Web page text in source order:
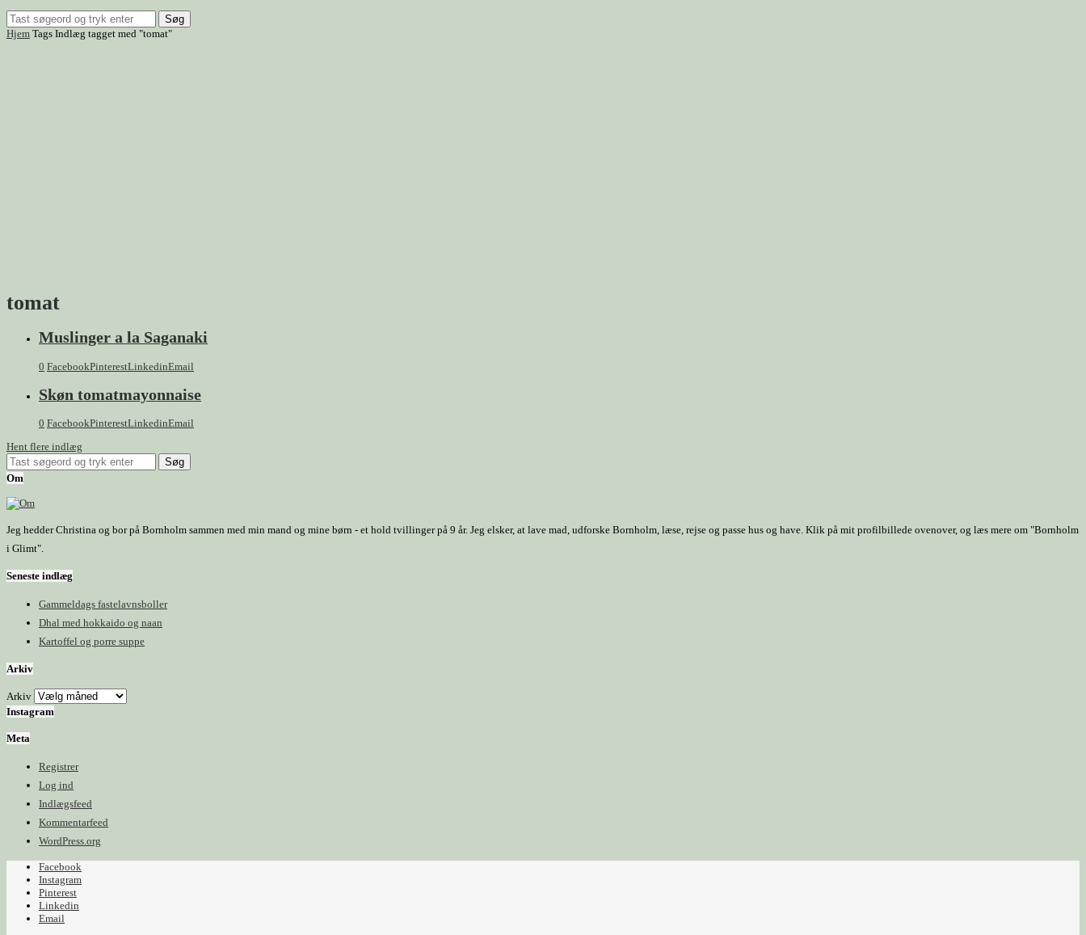
Søg
Hjem Tags Indlæg tagget med "tomat"
tomat
Muslinger a la Saganaki
0 FacebookPinterestLinkedinEmail
Skøn tomatmayonnaise
0 FacebookPinterestLinkedinEmail
Hent flere indlæg
Om
Jeg hedder Christina og bor på Bornholm sammen med min mand og mine børn - et hold tvillinger på 9 år. Jeg elsker, at lave mad, udforske Bornholm, læse, rejse og passe hus og have. Klik på mit profilbillede ovenover, og læs mere om "Bornholm
i Glimt".
Seneste indlæg
Gammeldags fastelavnsboller
Dhal med hokkaido og naan
Kartoffel og porre suppe
Arkiv
Arkiv
Instagram
Meta
Registrer
Log ind
Indlægsfeed
Kommentarfeed
WordPress.org
Facebook
Instagram
Pinterest
Linkedin
Email